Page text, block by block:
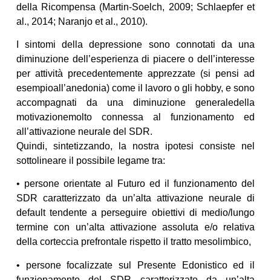
della Ricompensa (Martin-Soelch, 2009; Schlaepfer et
al., 2014; Naranjo et al., 2010).
I sintomi della depressione sono connotati da una
diminuzione dell’esperienza di piacere o dell’interesse
per attività precedentemente apprezzate (si pensi ad
esempioall’anedonia) come il lavoro o gli hobby, e sono
accompagnati da una diminuzione generaledella
motivazionemolto connessa al funzionamento ed
all’attivazione neurale del SDR.
Quindi, sintetizzando, la nostra ipotesi consiste nel
sottolineare il possibile legame tra:
• persone orientate al Futuro ed il funzionamento del
SDR caratterizzato da un’alta attivazione neurale di
default tendente a perseguire obiettivi di medio/lungo
termine con un’alta attivazione assoluta e/o relativa
della corteccia prefrontale rispetto il tratto mesolimbico,
• persone focalizzate sul Presente Edonistico ed il